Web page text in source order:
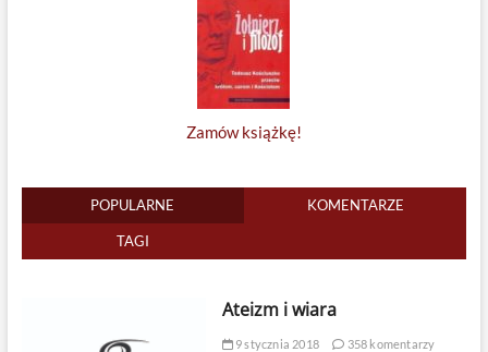
Zamów książkę!
POPULARNE KOMENTARZE
TAGI
Ateizm i wiara
9 stycznia 2018 358 komentarzy